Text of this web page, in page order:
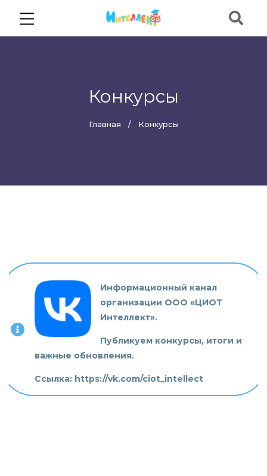
Конкурсы
Главная Конкурсы
Информационный канал
организации ООО «ЦИОТ
Интеллект».
Публикуем конкурсы, итоги и
важные обновления.
Ссылка: https://vk.com/ciot_intellect